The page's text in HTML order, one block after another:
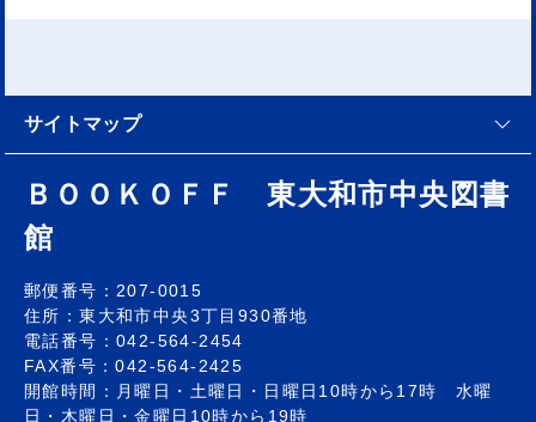
サイトマップ
ＢＯＯＫＯＦＦ 東大和市中央図書
館
郵便番号：207-0015
住所：東大和市中央3丁目930番地
電話番号：042-564-2454
FAX番号：042-564-2425
開館時間：月曜日・土曜日・日曜日10時から17時 水曜
日・木曜日・金曜日10時から19時